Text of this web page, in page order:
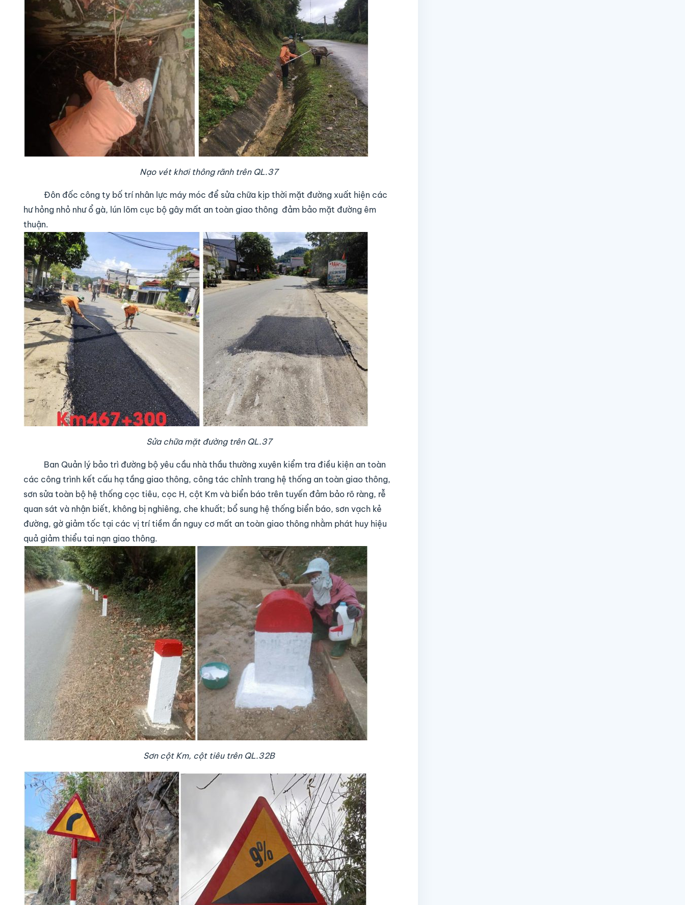
Nạo vét khơi thông rãnh trên QL.37
Đôn đốc công ty bố trí nhân lực máy móc để sửa chữa kịp thời mặt đường xuất hiện các
hư hỏng nhỏ như ổ gà, lún lõm cục bộ gây mất an toàn giao thông đảm bảo mặt đường êm
thuận.
Sửa chữa mặt đường trên QL.37
Ban Quản lý bảo trì đường bộ yêu cầu nhà thầu thường xuyên kiểm tra điều kiện an toàn
các công trình kết cấu hạ tầng giao thông, công tác chỉnh trang hệ thống an toàn giao thông,
sơn sửa toàn bộ hệ thống cọc tiêu, cọc H, cột Km và biển báo trên tuyến đảm bảo rõ ràng, rễ
quan sát và nhận biết, không bị nghiêng, che khuất; bổ sung hệ thống biển báo, sơn vạch kẻ
đường, gờ giảm tốc tại các vị trí tiềm ẩn nguy cơ mất an toàn giao thông nhằm phát huy hiệu
quả giảm thiểu tai nạn giao thông.
Sơn cột Km, cột tiêu trên QL.32B